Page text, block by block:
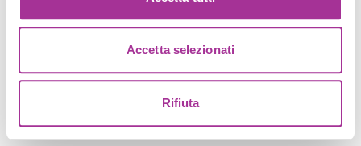
Accetta selezionati
Rifiuta